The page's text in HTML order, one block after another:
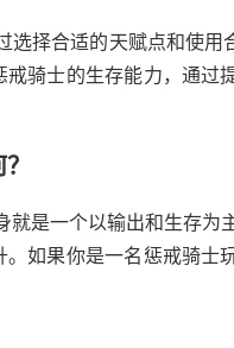
选择合适的天赋点和使
骑士的生存能力，通过
是一个以输出和生存为
如果你是一名惩戒骑士